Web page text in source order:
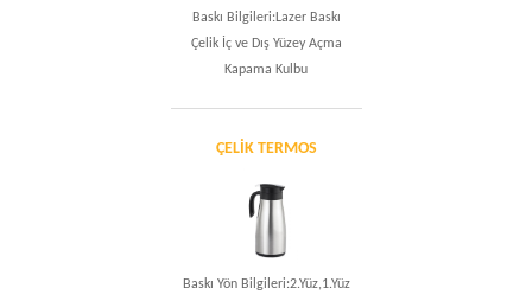
Baskı Bilgileri:Lazer Baskı
Çelik İç ve Dış Yüzey Açma
Kapama Kulbu
ÇELIK TERMOS
Baskı Yön Bilgileri:2.Yüz,1.Yüz